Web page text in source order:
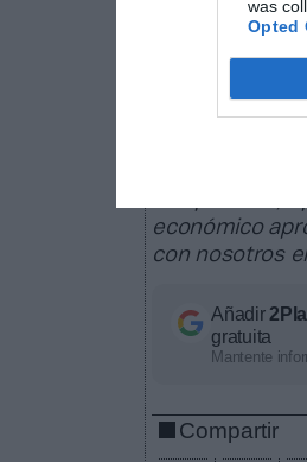
was
Opted
2Playbook,
60 clubes de
europeas; 22
La
propiedades
económico
con nosotros
Añadir
gratuita
Mantente
Compartir